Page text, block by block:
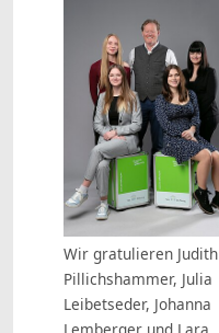
Wir gratulieren Judith
Pillichshammer, Julia
Leibetseder, Johanna
Lemberger und Lara